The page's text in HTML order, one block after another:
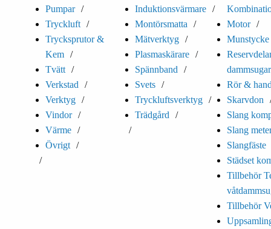
Pumpar
Tryckluft
Trycksprutor &
Kem
Tvätt
Verkstad
Verktyg
Vindor
Värme
Övrigt
Induktionsvärmare
Montörsmatta
Mätverktyg
Plasmaskärare
Spännband
Svets
Tryckluftsverktyg
Trädgård
Motor
Munstycke
Rör &
Skarvdon
Slang
Slang
Slangfäste
Städset
Tillbehör
Tillbehör